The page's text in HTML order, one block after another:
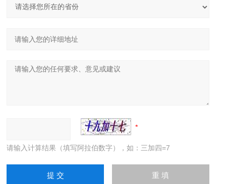
请输入计算结果（填写阿拉伯数字），如：三加四=7